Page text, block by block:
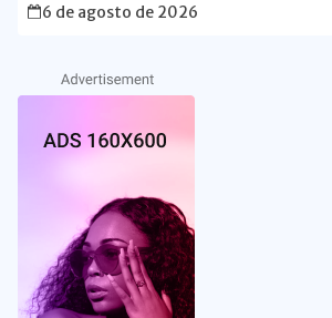
6 de agosto de 2026